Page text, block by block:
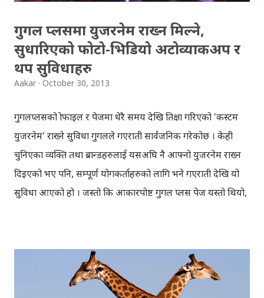
गुगल प्लसमा युजरनेम राख्न मिल्ने,
सुधारिएको फोटो-भिडियो अटोव्याकअप र
थप सुविधाहरु
Aakar October 30, 2013
गुगलप्लसको प्रोफाइल र पेजमा धेरै समय देखि प्रतिक्षा गरिएको 'कस्टम
युजरनेम' राख्ने सुविधा गुगलले गएराती सार्वजनिक गरेकोछ । केही
चुनिएका व्यक्ति तथा ब्रान्डहरुलाई यसअघि नै आफ्नो युजरनेम राख्न
दिइएको भए पनि, सम्पूर्ण प्रयोगकर्ताहरुको लागि भने गएराती देखि यो
सुविधा आएको हो । जस्तो कि आकारपोष्ट गुगल प्लस पेज यस्तो थियो,
https://plus.google.com/+Aakarpostblog/ ! फेसबुक र
ट्विटर झैँ अब गुगल प्लसको आफ्नो युजरनेम पनि अब सबैलाई सहज
रुपमा सेयर गर्न सकिने भएकोछ । केही समय पहिले गुगलले